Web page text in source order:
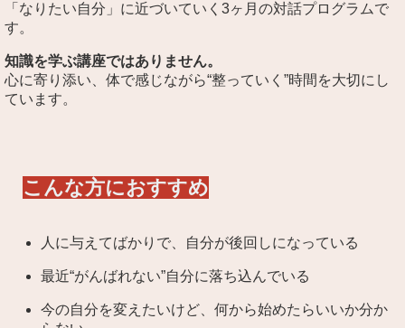
「なりたい自分」に近づいていく3ヶ月の対話プログラムで
す。
知識を学ぶ講座ではありません。
心に寄り添い、体で感じながら“整っていく”時間を大切にし
ています。
こんな方におすすめ
人に与えてばかりで、自分が後回しになっている
最近“がんばれない”自分に落ち込んでいる
今の自分を変えたいけど、何から始めたらいいか分か